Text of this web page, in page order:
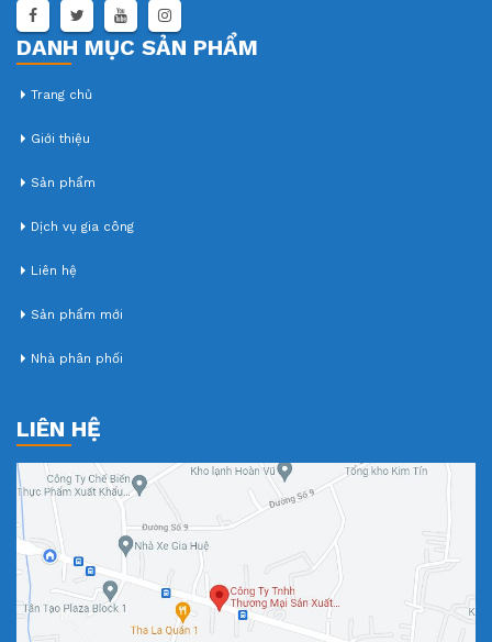
DANH MỤC SẢN PHẨM
Trang chủ
Giới thiệu
Sản phẩm
Dịch vụ gia công
Liên hệ
Sản phẩm mới
Nhà phân phối
LIÊN HỆ